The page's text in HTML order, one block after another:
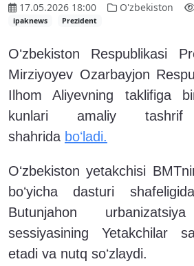
17.05.2026 18:00 O'zbekiston
ipaknews
Prezident
Oʻzbekiston Respublikasi
Mirziyoyev Ozarbayjon
Ilhom Aliyevning taklifiga
kunlari amaliy
shahrida boʻladi.
Oʻzbekiston yetakchisi
boʻyicha dasturi
Butunjahon
sessiyasining Yetakchilar
etadi va nutq soʻzlaydi.